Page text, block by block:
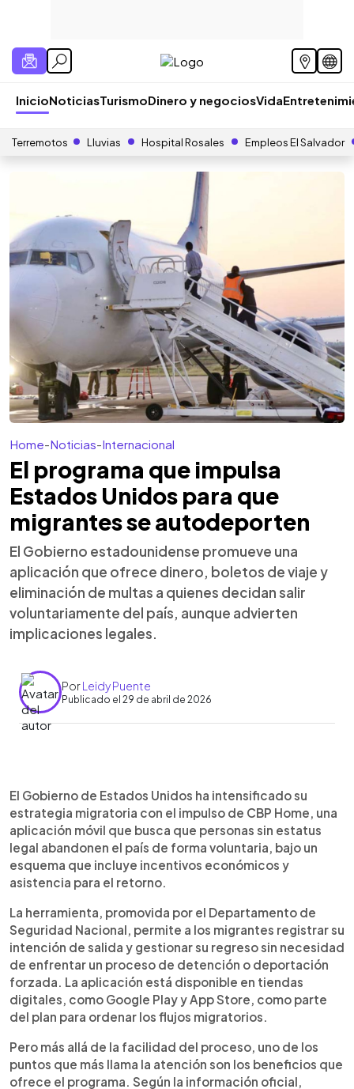
InicioNoticiasTurismoDinero y negociosVida
Terremotos Lluvias Hospital Rosales Empleos El Salvador
Home-Noticias-Internacional
El programa que impulsa
Estados Unidos para que
migrantes se autodeporten
El Gobierno estadounidense promueve una
aplicación que ofrece dinero, boletos de viaje y
eliminación de multas a quienes decidan salir
voluntariamente del país, aunque advierten
implicaciones legales.
PorLeidy Puente
Publicado el 29 de abril de 2026
► Escuchar artículo
CBP Home es una aplicación del Gobierno de
Estados Unidos que promueve la salida voluntaria
de migrantes sin documentos, ofreciendo
incentivos como viaje gratis, bono económico y
condonación de multas. El proceso se realiza
desde el celular y evita la deportación forzada.
Sin embargo, expertos advierten que quienes
tengan casos de asilo u otros procesos legales
podrían perderlos si deciden salir del país.
El Gobierno de Estados Unidos ha intensificado su
estrategia migratoria con el impulso de CBP Home, una
aplicación móvil que busca que personas sin estatus
legal abandonen el país de forma voluntaria, bajo un
esquema que incluye incentivos económicos y
asistencia para el retorno.
La herramienta, promovida por el Departamento de
Seguridad Nacional, permite a los migrantes registrar su
intención de salida y gestionar su regreso sin necesidad
de enfrentar un proceso de detención o deportación
forzada. La aplicación está disponible en tiendas
digitales, como Google Play y App Store, como parte
del plan para ordenar los flujos migratorios.
Pero más allá de la facilidad del proceso, uno de los
puntos que más llama la atención son los beneficios que
ofrece el programa. Según la información oficial,